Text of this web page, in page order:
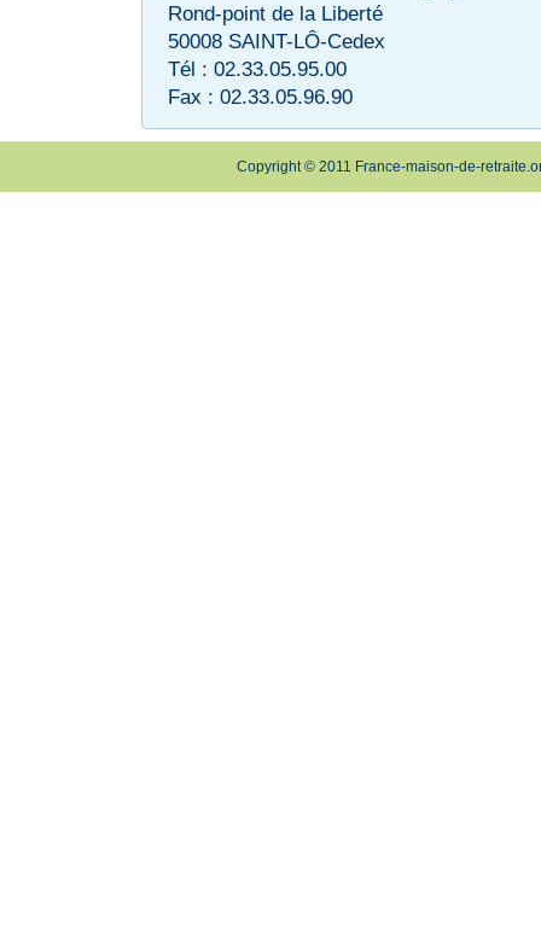
Rond-point de la Liberté
50008 SAINT-LÔ-Cedex
Tél : 02.33.05.95.00
Fax : 02.33.05.96.90
Copyright © 2011 France-maison-de-